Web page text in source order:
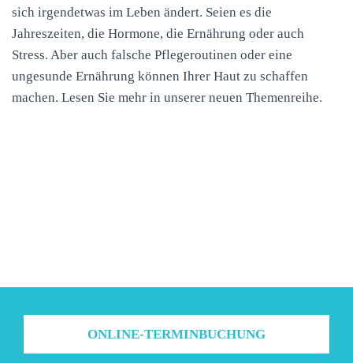
sich irgendetwas im Leben ändert. Seien es die
Jahreszeiten, die Hormone, die Ernährung oder auch
Stress. Aber auch falsche Pflegeroutinen oder eine
ungesunde Ernährung können Ihrer Haut zu schaffen
machen. Lesen Sie mehr in unserer neuen Themenreihe.
ONLINE-TERMINBUCHUNG